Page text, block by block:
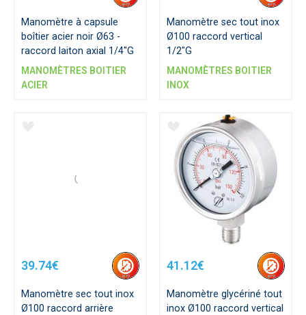
Manomètre à capsule
boîtier acier noir Ø63 -
raccord laiton axial 1/4"G
MANOMÈTRES BOITIER
ACIER
Manomètre sec tout inox
Ø100 raccord vertical
1/2"G
MANOMÈTRES BOITIER
INOX
39.74€
Manomètre sec tout inox
Ø100 raccord arrière
41.12€
Manomètre glycériné tout
inox Ø100 raccord vertical